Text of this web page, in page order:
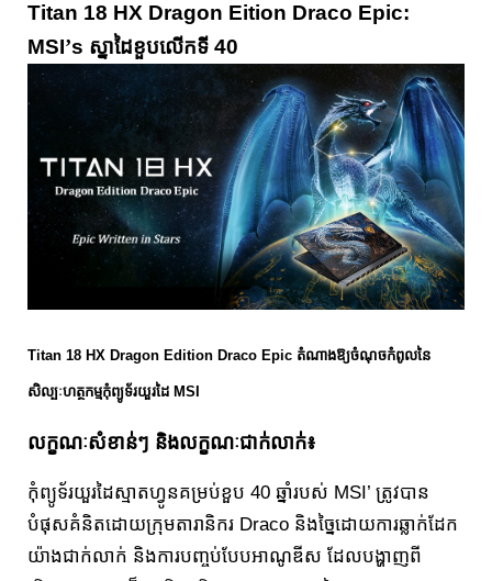
Titan 18 HX Dragon Eition Draco Epic:
MSI’s ស្នាដៃខួបលើកទី 40
Titan 18 HX Dragon Edition Draco Epic តំណាងឱ្យចំណុចកំពូលនៃ
សិល្បៈហត្ថកម្មកុំព្យូទ័រយួរដៃ MSI
លក្ខណៈសំខាន់ៗ និងលក្ខណៈជាក់លាក់៖
កុំព្យូទ័រយួរដៃស្មាតហ្វូនគម្រប់ខួប 40 ឆ្នាំរបស់ MSI’ ត្រូវបាន
បំផុសគំនិតដោយក្រុមតារានិករ Draco និងច្នៃដោយការឆ្លាក់ដែក
យ៉ាងជាក់លាក់ និងការបញ្ចប់បែបអាណូឌីស ដែលបង្ហាញពី